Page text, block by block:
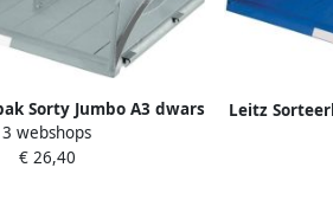
Sorty Jumbo A3 dwars
grijs
3 webshops
€ 26,40
Leitz